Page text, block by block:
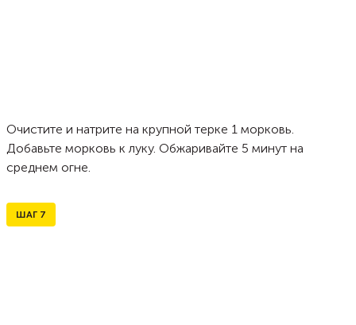
Очистите и натрите на крупной терке 1 морковь.
Добавьте морковь к луку. Обжаривайте 5 минут на
среднем огне.
ШАГ 7